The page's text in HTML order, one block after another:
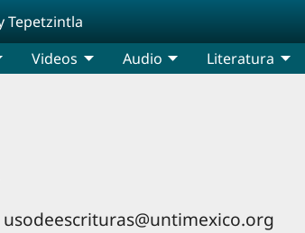
Tepetzintla
Videos Audio Literatura